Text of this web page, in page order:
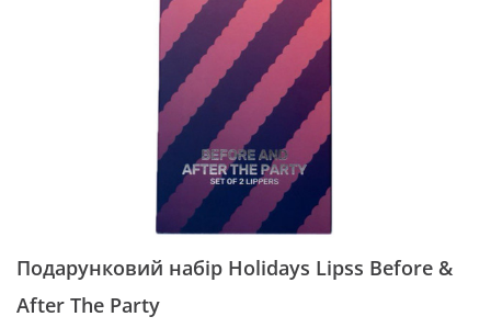
Подарунковий набір Holidays Lipss Before &
After The Party